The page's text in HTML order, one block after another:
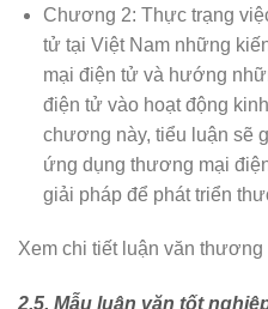
Chương 2: Thực trạng
tử tại Việt Nam những
mại điện tử và hướng
điện tử vào hoạt động
chương này, tiểu luận sẽ
ứng dụng thương mại
giải pháp để phát triển
Xem chi tiết luận văn thương
2.5. Mẫu luận văn tốt